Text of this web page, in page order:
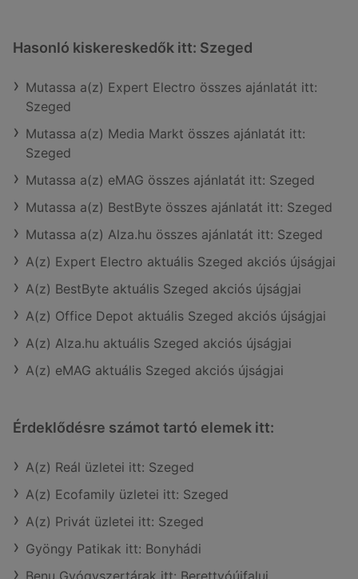
Hasonló kiskereskedők itt: Szeged
Mutassa a(z) Expert Electro összes ajánlatát itt:
Szeged
Mutassa a(z) Media Markt összes ajánlatát itt:
Szeged
Mutassa a(z) eMAG összes ajánlatát itt: Szeged
Mutassa a(z) BestByte összes ajánlatát itt: Szeged
Mutassa a(z) Alza.hu összes ajánlatát itt: Szeged
A(z) Expert Electro aktuális Szeged akciós újságjai
A(z) BestByte aktuális Szeged akciós újságjai
A(z) Office Depot aktuális Szeged akciós újságjai
A(z) Alza.hu aktuális Szeged akciós újságjai
A(z) eMAG aktuális Szeged akciós újságjai
Érdeklődésre számot tartó elemek itt:
A(z) Reál üzletei itt: Szeged
A(z) Ecofamily üzletei itt: Szeged
A(z) Privát üzletei itt: Szeged
Gyöngy Patikak itt: Bonyhádi